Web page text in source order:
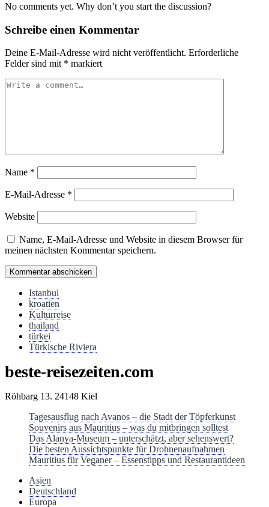
No comments yet. Why don’t you start the discussion?
Schreibe einen Kommentar
Deine E-Mail-Adresse wird nicht veröffentlicht. Erforderliche
Felder sind mit * markiert
Name *
E-Mail-Adresse *
Website
Name, E-Mail-Adresse und Website in diesem Browser für
meinen nächsten Kommentar speichern.
Istanbul
kroatien
Kulturreise
thailand
türkei
Türkische Riviera
beste-reisezeiten.com
Röhbarg 13. 24148 Kiel
Tagesausflug nach Avanos – die Stadt der Töpferkunst
Souvenirs aus Mauritius – was du mitbringen solltest
Das Alanya-Museum – unterschätzt, aber sehenswert?
Die besten Aussichtspunkte für Drohnenaufnahmen
Mauritius für Veganer – Essenstipps und Restaurantideen
Asien
Deutschland
Europa